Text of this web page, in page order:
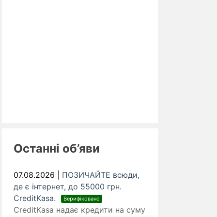
Останні об’яви
07.08.2026
ПОЗИЧАЙТЕ всюди,
де є інтернет, до 55000 грн.
CreditKasa.
Верифіковано
CreditKasa надає кредити на суму